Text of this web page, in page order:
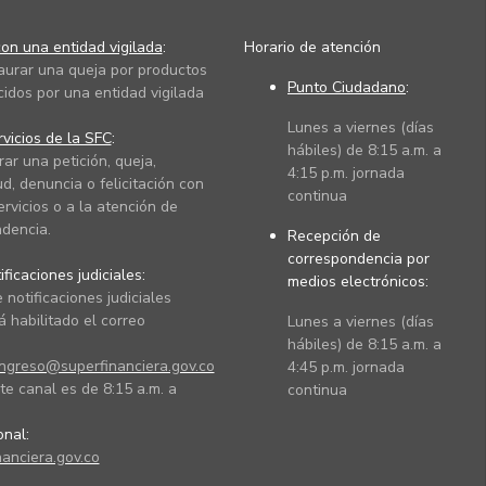
una entidad vigilada:
una queja por productos
por una entidad vigilada
de la SFC:
una petición, queja,
denuncia o felicitación con
o a la atención de
judiciales:
notificaciones judiciales
habilitado el correo
canal es de 8:15 a.m. a
Horario de atención
Punto Ciudadano:
Lunes a viernes (días
hábiles) de 8:15 a.m. a
4:15 p.m. jornada
continua
Recepción de
correspondencia por
medios electrónicos:
Lunes a viernes (días
hábiles) de 8:15 a.m. a
4:45 p.m. jornada
continua